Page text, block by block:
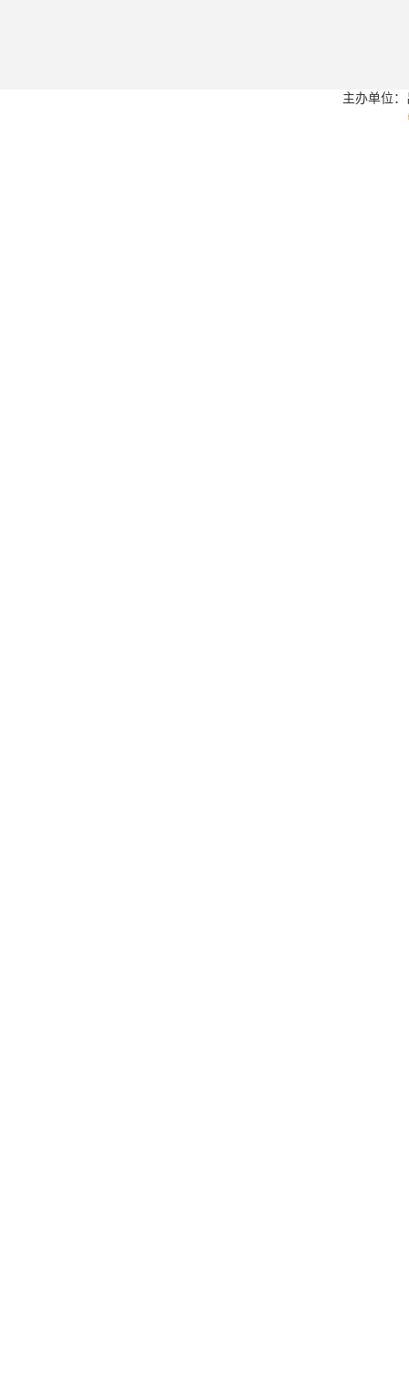
主办单位